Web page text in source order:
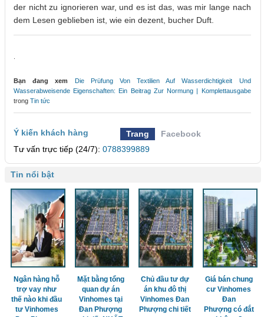
der nicht zu ignorieren war, und es ist das, was mir lange nach
dem Lesen geblieben ist, wie ein dezent, bucher Duft.
Bạn đang xem
Die Prüfung Von Textilien Auf Wasserdichtigkeit Und
Wasserabweisende Eigenschaften: Ein Beitrag Zur Normung | Komplettausgabe
trong Tin tức
Ý kiến khách hàng Trang
Facebook
Tư vấn trực tiếp (24/7): 0788399889
Tin nổi bật
Ngân hàng hỗ
trợ vay như
thế nào khi đầu
tư Vinhomes
Mặt bằng tổng
quan dự án
Vinhomes tại
Đan Phượng
Chủ đầu tư dự
án khu đô thị
Vinhomes Đan
Phượng chi tiết
Giá bán chung
cư Vinhomes
Đan
Phượng có đắt